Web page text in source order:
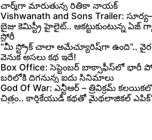
చార్మ్‌గా మారుతున్న రితికా నాయక్
Vishwanath and Sons Trailer:
బైజు కెమిస్ట్రీ హైలైట్.. ఆకట్టుకుంటున్న ఏజ్
స్టోరీ
“మీ స్ట్రోక్ చాలా అమేచ్యూరిష్‌గా ఉంది”..
వెనుక అసలు కథ ఇదే!
Box Office: సెప్టెంబర్ బాక్సాఫీస్‌లో భారీ
బరిలోకి దిగనున్న ఐదు సినిమాలు
God Of War: ఎన్టీఆర్ – త్రివిక్రమ్
చిత్రం.. కార్తికేయుడి కథతో మైథలాజికల్